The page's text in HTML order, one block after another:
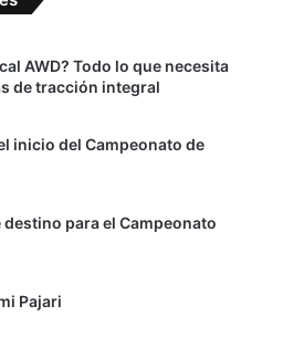
AWD? Todo lo que necesita
de tracción integral
inicio del Campeonato de
para el Campeonato
Pajari